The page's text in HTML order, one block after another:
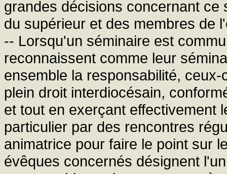
grandes décisions concernant ce
du supérieur et des membres de
-- Lorsqu'un séminaire est
reconnaissent comme leur
ensemble la responsabilité,
plein droit interdiocésain,
et tout en exerçant effectivement
particulier par des rencontres
animatrice pour faire le point sur
évêques concernés désignent